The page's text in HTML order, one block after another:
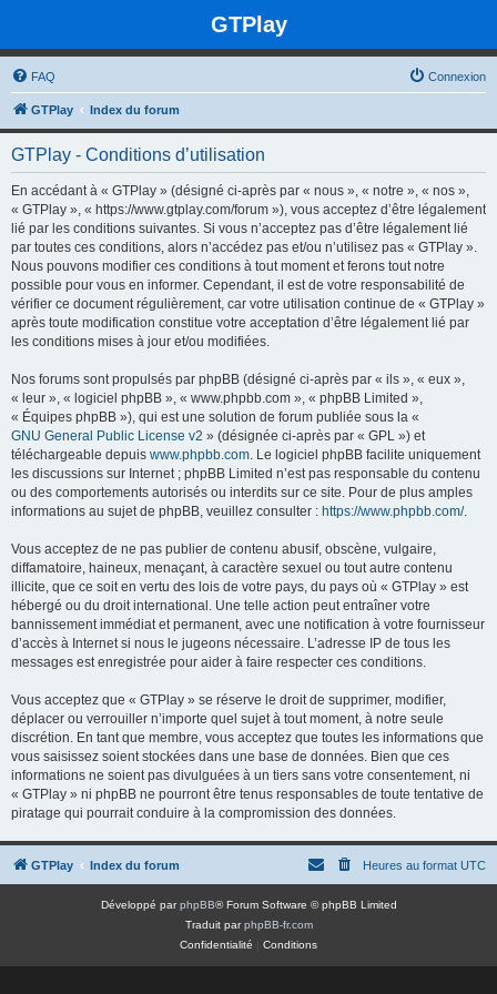
GTPlay
FAQ Connexion
GTPlay Index du forum
GTPlay - Conditions d’utilisation
En accédant à « GTPlay » (désigné ci-après par « nous », « notre », « nos »,
« GTPlay », « https://www.gtplay.com/forum »), vous acceptez d’être légalement
lié par les conditions suivantes. Si vous n’acceptez pas d’être légalement lié
par toutes ces conditions, alors n’accédez pas et/ou n’utilisez pas « GTPlay ».
Nous pouvons modifier ces conditions à tout moment et ferons tout notre
possible pour vous en informer. Cependant, il est de votre responsabilité de
vérifier ce document régulièrement, car votre utilisation continue de « GTPlay »
après toute modification constitue votre acceptation d’être légalement lié par
les conditions mises à jour et/ou modifiées.
Nos forums sont propulsés par phpBB (désigné ci-après par « ils », « eux »,
« leur », « logiciel phpBB », « www.phpbb.com », « phpBB Limited »,
« Équipes phpBB »), qui est une solution de forum publiée sous la «
GNU General Public License v2 » (désignée ci-après par « GPL ») et
téléchargeable depuis www.phpbb.com. Le logiciel phpBB facilite uniquement
les discussions sur Internet ; phpBB Limited n’est pas responsable du contenu
ou des comportements autorisés ou interdits sur ce site. Pour de plus amples
informations au sujet de phpBB, veuillez consulter : https://www.phpbb.com/.
Vous acceptez de ne pas publier de contenu abusif, obscène, vulgaire,
diffamatoire, haineux, menaçant, à caractère sexuel ou tout autre contenu
illicite, que ce soit en vertu des lois de votre pays, du pays où « GTPlay » est
hébergé ou du droit international. Une telle action peut entraîner votre
bannissement immédiat et permanent, avec une notification à votre fournisseur
d’accès à Internet si nous le jugeons nécessaire. L’adresse IP de tous les
messages est enregistrée pour aider à faire respecter ces conditions.
Vous acceptez que « GTPlay » se réserve le droit de supprimer, modifier,
déplacer ou verrouiller n’importe quel sujet à tout moment, à notre seule
discrétion. En tant que membre, vous acceptez que toutes les informations que
vous saisissez soient stockées dans une base de données. Bien que ces
informations ne soient pas divulguées à un tiers sans votre consentement, ni
« GTPlay » ni phpBB ne pourront être tenus responsables de toute tentative de
piratage qui pourrait conduire à la compromission des données.
GTPlay Index du forum Heures au format UTC
Développé parphpBB® Forum Software © phpBB Limited
Traduit parphpBB-fr.com
Confidentialité
Conditions